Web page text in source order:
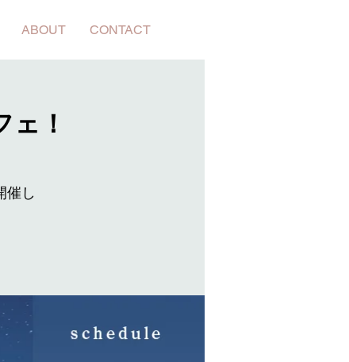
ABOUT CONTACT
ェ！
催し